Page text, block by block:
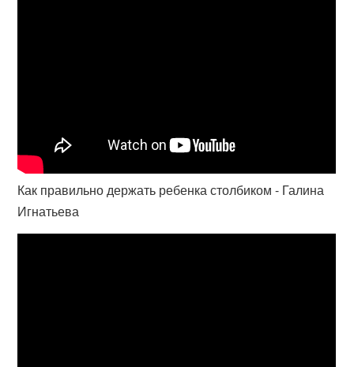
Как правильно держать ребенка столбиком - Галина
Игнатьева